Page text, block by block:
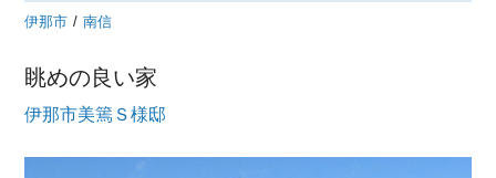
i
伊那市 南信
眺めの良い家
伊那市美篶Ｓ様邸